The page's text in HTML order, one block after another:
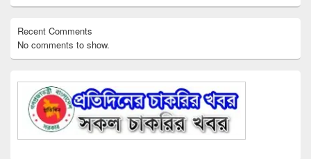
Recent Comments
No comments to show.